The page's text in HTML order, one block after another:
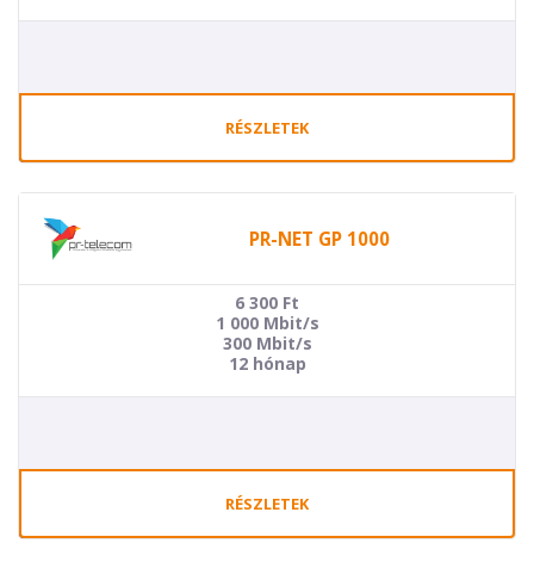
RÉSZLETEK
PR-NET GP 1000
6 300 Ft
1 000 Mbit/s
300 Mbit/s
12 hónap
RÉSZLETEK